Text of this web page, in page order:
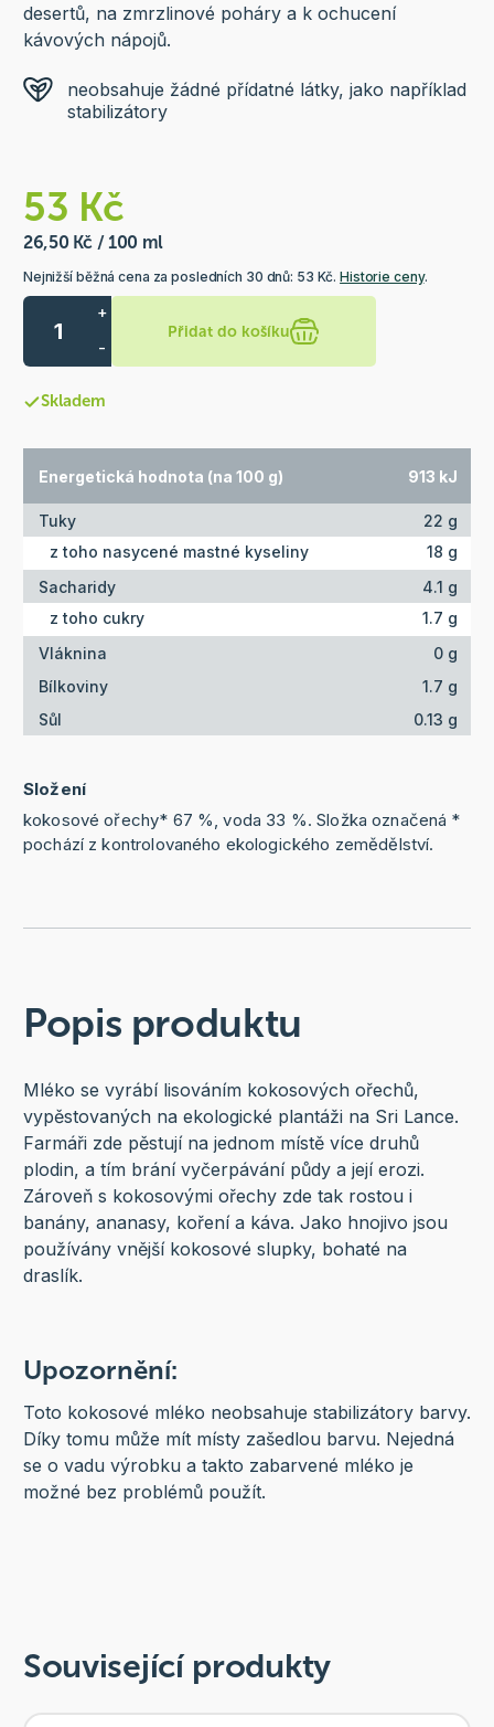
desertů, na zmrzlinové poháry a k ochucení
kávových nápojů.
neobsahuje žádné přídatné látky, jako například
stabilizátory
53 Kč
26,50 Kč / 100 ml
Nejnižší běžná cena za posledních 30 dnů: 53 Kč.Historie ceny.
+
-
Přidat do košíku
Skladem
Energetická hodnota (na 100 g) 913 kJ
Tuky
22 g
z toho nasycené mastné kyseliny
18 g
Sacharidy
4.1 g
z toho cukry
1.7 g
Vláknina
0 g
Bílkoviny
1.7 g
Sůl
0.13 g
Složení
kokosové ořechy* 67 %, voda 33 %. Složka označená *
pochází z kontrolovaného ekologického zemědělství.
Popis produktu
Mléko se vyrábí lisováním kokosových ořechů,
vypěstovaných na ekologické plantáži na Sri Lance.
Farmáři zde pěstují na jednom místě více druhů
plodin, a tím brání vyčerpávání půdy a její erozi.
Zároveň s kokosovými ořechy zde tak rostou i
banány, ananasy, koření a káva. Jako hnojivo jsou
používány vnější kokosové slupky, bohaté na
draslík.
Upozornění:
Toto kokosové mléko neobsahuje stabilizátory barvy.
Díky tomu může mít místy zašedlou barvu. Nejedná
se o vadu výrobku a takto zabarvené mléko je
možné bez problémů použít.
Související produkty